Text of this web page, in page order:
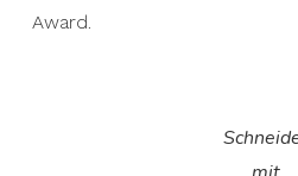
Award.